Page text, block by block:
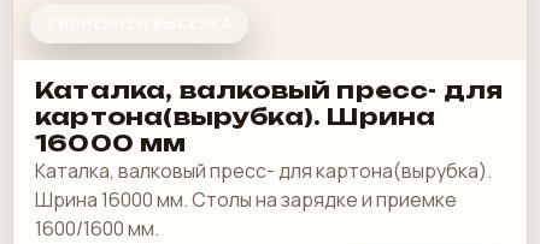
Каталка, валковый пресс- для
картона(вырубка). Шрина
16000 мм
Каталка, валковый пресс- для картона(вырубка).
Шрина 16000 мм. Столы на зарядке и приемке
1600/1600 мм.